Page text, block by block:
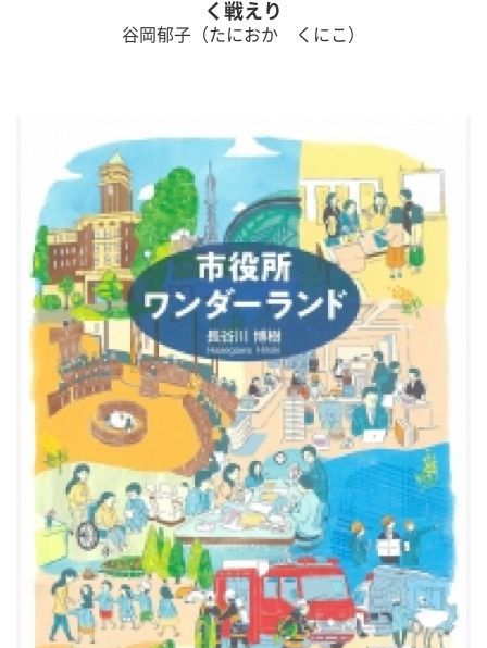
く戦えり
谷岡郁子（たにおか くにこ）